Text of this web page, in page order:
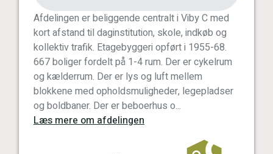
Afdelingen er beliggende centralt i Viby C med
kort afstand til daginstitution, skole, indkøb og
kollektiv trafik. Etagebyggeri opført i 1955-68.
667 boliger fordelt på 1-4 rum. Der er cykelrum
og kælderrum. Der er lys og luft mellem
blokkene med opholdsmuligheder, legepladser
og boldbaner. Der er beboerhus o...
Læs mere om afdelingen